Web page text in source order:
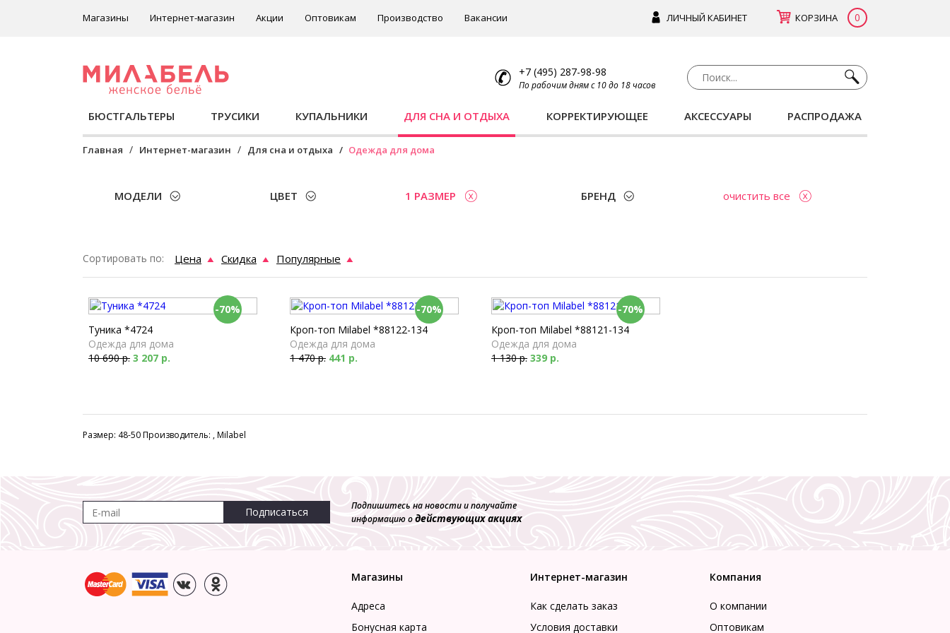
ЛИЧНЫЙ КАБИНЕТ КОРЗИНА 0
Магазины Интернет-магазин Акции Оптовикам Производство Вакансии
+7 (495) 287-98-98
По рабочим дням с 10 до 18 часов
БЮСТГАЛЬТЕРЫ ТРУСИКИ КУПАЛЬНИКИ ДЛЯ СНА И ОТДЫХА КОРРЕКТИРУЮЩЕЕ АКСЕССУАРЫ РАСПРОДАЖА
Главная Интернет-магазин Для сна и отдыха Одежда для дома
МОДЕЛИ ЦВЕТ 1 РАЗМЕР БРЕНД очистить все
Сортировать по: Цена Скидка Популярные
-70%
Туника *4724
Одежда для дома
10 690 р. 3 207 р.
-70%
Кроп-топ Milabel *88122-134
Одежда для дома
1 470 р. 441 р.
-70%
Кроп-топ Milabel *88121-134
Одежда для дома
1 130 р. 339 р.
Размер: 48-50 Производитель: , Milabel
Подписаться
Подпишитесь на новости и получайте
информацию одействующих акциях
Магазины
Адреса
Бонусная карта
Интернет-магазин
Как сделать заказ
Условия доставки
Компания
О компании
Оптовикам